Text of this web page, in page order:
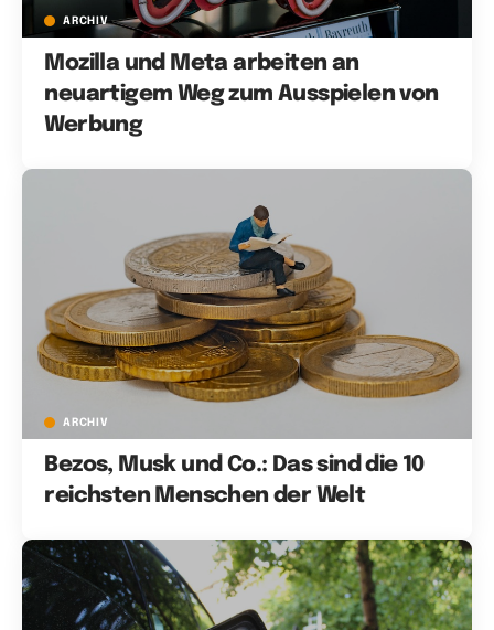
ARCHIV
Mozilla und Meta arbeiten an
neuartigem Weg zum Ausspielen von
Werbung
ARCHIV
Bezos, Musk und Co.: Das sind die 10
reichsten Menschen der Welt